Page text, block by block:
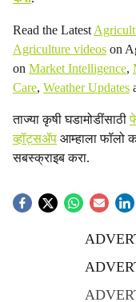
Read the Latest
Agriculture videos on
on Market Intelligence,
Care, Weather Updates
ताज्या कृषी घडामोडींसाठी
व्हॉट्सॲप आम्हाला फॉलो
सबस्क्राइब करा.